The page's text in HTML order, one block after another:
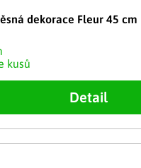
dekorace Fleur 45 cm
kusů
Detail